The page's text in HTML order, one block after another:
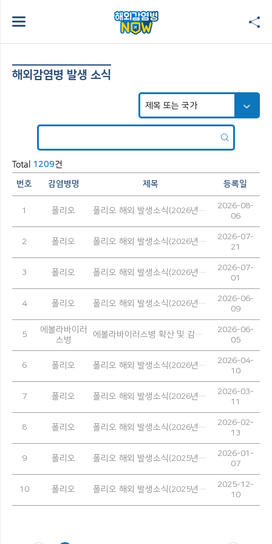
해외감염병 발생 소식
Total 1209건
번호 감염병명 제목 등록일
1 폴리오 폴리오 해외 발생소식(2026년 7월)
2026-08-
06
2 폴리오 폴리오 해외 발생소식(2026년 6월)
2026-07-
21
3 폴리오 폴리오 해외 발생소식(2026년 5월)
2026-07-
01
4 폴리오 폴리오 해외 발생소식(2026년 4월)
2026-06-
09
5
에볼라바이러
스병
에볼라바이러스병 확산 및 감염 예방을 위한 안내
2026-06-
05
6 폴리오 폴리오 해외 발생소식(2026년 3월)
2026-04-
10
7 폴리오 폴리오 해외 발생소식(2026년 2월)
2026-03-
11
8 폴리오 폴리오 해외 발생소식(2026년 1월)
2026-02-
13
9 폴리오 폴리오 해외 발생소식(2025년 12월)
2026-01-
07
10 폴리오 폴리오 해외 발생소식(2025년 11월)
2025-12-
10